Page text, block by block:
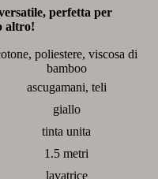
perfetta per
altro!
poliestere, viscosa di
bamboo
ascugamani, teli
giallo
tinta unita
1.5 metri
lavatrice